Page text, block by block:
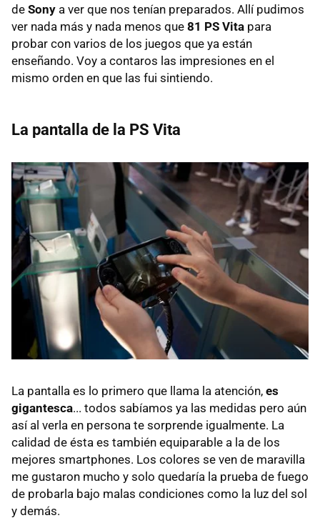
de Sony a ver que nos tenían preparados. Allí pudimos
ver nada más y nada menos que 81 PS Vita para
probar con varios de los juegos que ya están
enseñando. Voy a contaros las impresiones en el
mismo orden en que las fui sintiendo.
La pantalla de la PS Vita
La pantalla es lo primero que llama la atención, es
gigantesca... todos sabíamos ya las medidas pero aún
así al verla en persona te sorprende igualmente. La
calidad de ésta es también equiparable a la de los
mejores smartphones. Los colores se ven de maravilla
me gustaron mucho y solo quedaría la prueba de fuego
de probarla bajo malas condiciones como la luz del sol
y demás.